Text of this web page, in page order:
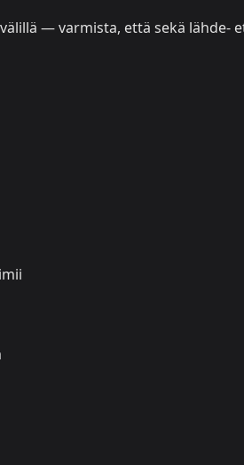
— varmista, että sekä lähde-